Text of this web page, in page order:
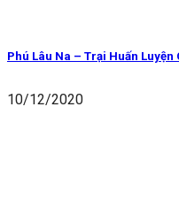
Phú Lâu Na – Trại Huấn
10/12/2020